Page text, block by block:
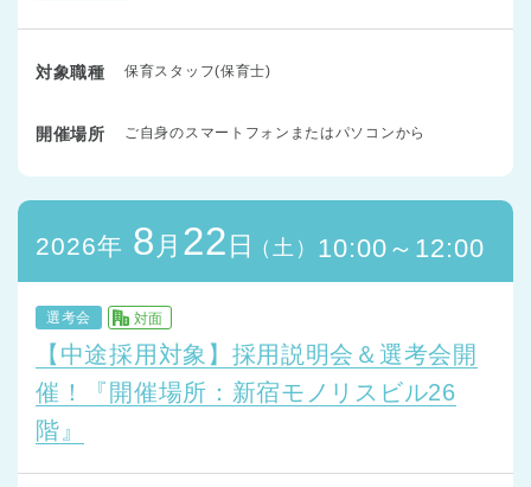
対象職種 保育スタッフ(保育士)
開催場所 ご自身のスマートフォンまたはパソコンから
2026年 8 月 22 日 （土） 10:00～12:00
選考会 対面
【中途採用対象】採用説明会＆選考会開
催！『開催場所：新宿モノリスビル26
階』